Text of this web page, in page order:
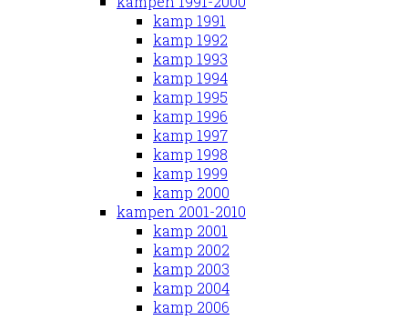
kamp 1991
kamp 1992
kamp 1993
kamp 1994
kamp 1995
kamp 1996
kamp 1997
kamp 1998
kamp 1999
kamp 2000
kampen 2001-2010
kamp 2001
kamp 2002
kamp 2003
kamp 2004
kamp 2006